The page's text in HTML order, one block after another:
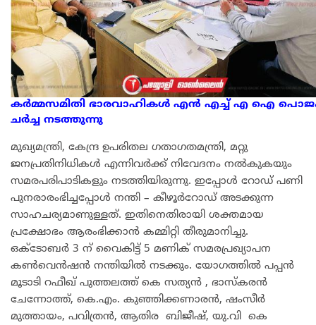
കർമ്മസമിതി ഭാരവാഹികൾ എൻ എച്ച് എ ഐ
ചർച്ച നടത്തുന്നു
മുഖ്യമന്ത്രി, കേന്ദ്ര ഉപരിതല ഗതാഗതമന്ത്രി, മറ്റു
ജനപ്രതിനിധികൾ എന്നിവർക്ക് നിവേദനം നൽകുകയും
സമരപരിപാടികളും നടത്തിയിരുന്നു. ഇപ്പോൾ റോഡ് പണി
പുനരാരംഭിച്ചപ്പോൾ നന്തി – കീഴൂർറോഡ് അടക്കുന്ന
സാഹചര്യമാണുള്ളത്. ഇതിനെതിരായി ശക്തമായ
പ്രക്ഷോഭം ആരംഭിക്കാൻ കമ്മിറ്റി തീരുമാനിച്ചു.
ഒക്ടോബർ 3 ന് വൈകിട്ട് 5 മണിക് സമരപ്രഖ്യാപന
കൺവെൻഷൻ നന്തിയിൽ നടക്കും. യോഗത്തിൽ പപ്പൻ
മൂടാടി റഫീഖ് പുത്തലത്ത് കെ സത്യൻ , ഭാസ്കരൻ
ചേന്നോത്ത്, കെ.എം. കുഞ്ഞിക്കണാരൻ, ഷംസീർ
മുത്തായം, പവിത്രൻ, ആതിര ബിജീഷ്, യു.വി കെ